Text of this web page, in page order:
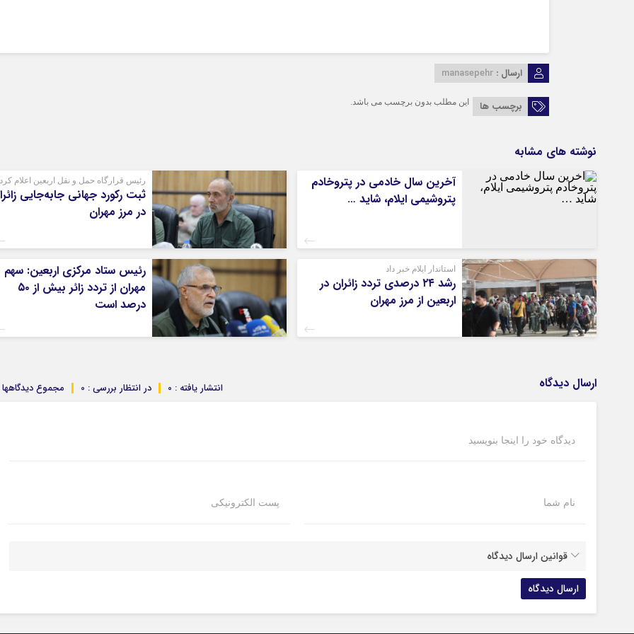
ارسال : manasepehr
برچسب ها این مطلب بدون برچسب می باشد.
نوشته های مشابه
آخرین سال خادمی در پتروخادم
پتروشیمی ایلام، شاید …
رئیس قرارگاه حمل و نقل اربعین اعلام
ثبت رکورد جهانی جابه‌جایی
در مرز مهران
استاندار ایلام خبر داد
رشد ۲۴ درصدی تردد زائران در
اربعین از مرز مهران
رئیس ستاد مرکزی اربعین: سهم
مهران از تردد زائر بیش از ۵۰
درصد است
ارسال دیدگاه مجموع دیدگاهها در انتظار بررسی : 0 انتشار یافته : 0
دیدگاه خود را اینجا بنویسید
نام شما پست الکترونیکی
قوانین ارسال دیدگاه